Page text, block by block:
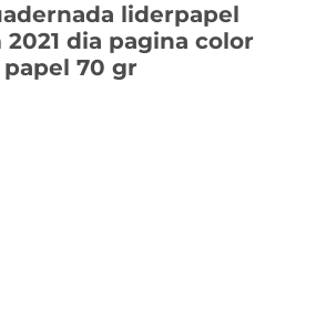
liderpapel
2021 dia pagina color
70 gr